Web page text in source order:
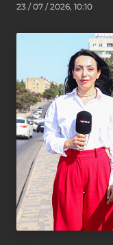
23 / 07 / 2026, 10:10